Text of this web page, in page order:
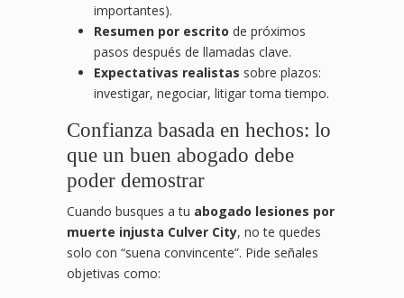
importantes).
Resumen por escrito de próximos
pasos después de llamadas clave.
Expectativas realistas sobre plazos:
investigar, negociar, litigar toma tiempo.
Confianza basada en hechos: lo
que un buen abogado debe
poder demostrar
Cuando busques a tu abogado lesiones por
muerte injusta Culver City, no te quedes
solo con “suena convincente”. Pide señales
objetivas como: